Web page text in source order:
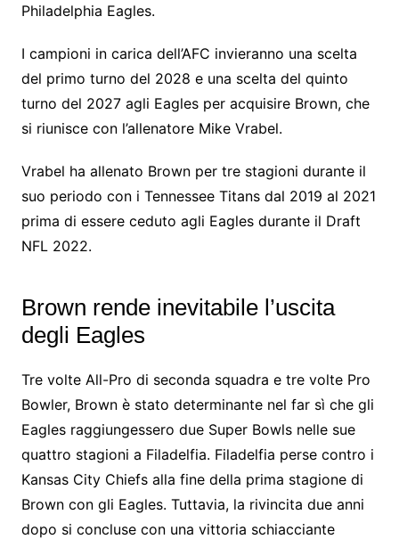
Philadelphia Eagles.
I campioni in carica dell’AFC invieranno una scelta
del primo turno del 2028 e una scelta del quinto
turno del 2027 agli Eagles per acquisire Brown, che
si riunisce con l’allenatore Mike Vrabel.
Vrabel ha allenato Brown per tre stagioni durante il
suo periodo con i Tennessee Titans dal 2019 al 2021
prima di essere ceduto agli Eagles durante il Draft
NFL 2022.
Brown rende inevitabile l’uscita
degli Eagles
Tre volte All-Pro di seconda squadra e tre volte Pro
Bowler, Brown è stato determinante nel far sì che gli
Eagles raggiungessero due Super Bowls nelle sue
quattro stagioni a Filadelfia. Filadelfia perse contro i
Kansas City Chiefs alla fine della prima stagione di
Brown con gli Eagles. Tuttavia, la rivincita due anni
dopo si concluse con una vittoria schiacciante